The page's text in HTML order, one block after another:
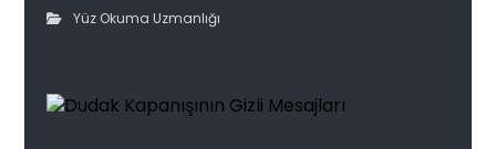
Yüz Okuma Uzmanlığı